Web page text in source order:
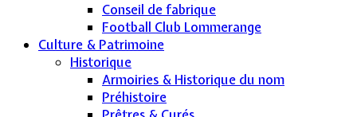
Conseil de fabrique
Football Club Lommerange
Culture & Patrimoine
Historique
Armoiries & Historique du nom
Préhistoire